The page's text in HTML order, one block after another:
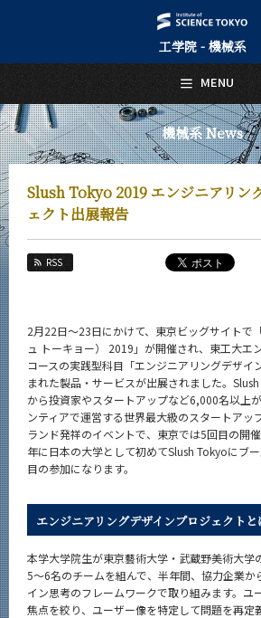
工学院 - 機械系
機械系 News
Slush Tokyo 2019 エンジニアリン
ェクト出展報告
RSS
2月22日～23日にかけて、東京ビッグサイトで
ュ トーキョー） 2019」が開催され、東工大エ
コースの実践型科目「エンジニアリングデザイ
まれた製品・サービスが出展されました。
から投資家やスタートアップなど6,000名以上
ンティアで運営する世界最大級のスタートアッ
ランド発祥のイベントで、東京では5回目の開
年に日本の大学として初めてSlush Tokyoにブ
目の参加になります。
エンジニアリングデザインプロジェクトと
本学大学院生が東京藝術大学・武蔵野美術大学
5～6名のチームを組んで、半年間、協力企業か
イン思考のフレームワークで取り組みます。ユ
焦点を絞り、ユーザー像を特定して問題を再定
MENU
日本語
トップページ
Top Page
機械系について
About Us
教育
Education
教員・研究室
Faculty and Laboratories
入学案内
Admissions
機械系 News
News
News 一覧
課程別
月別
イベントカレンダー
Event Calendar